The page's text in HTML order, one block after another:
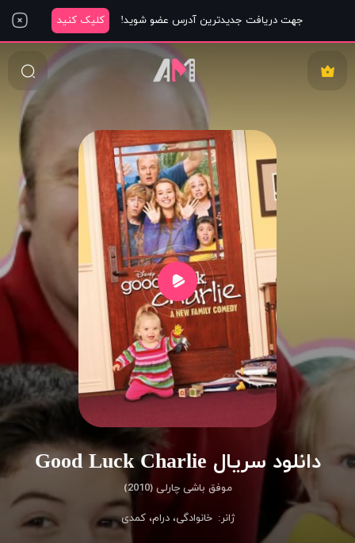
جهت دریافت جدیدترین آدرس عضو شوید! کلیک کنید
دانلود سریال Good Luck Charlie
موفق باشی چارلی (2010)
ژانر: خانوادگی،درام،کمدی